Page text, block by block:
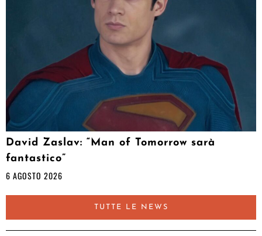
David Zaslav: “Man of Tomorrow sarà
fantastico”
6 AGOSTO 2026
TUTTE LE NEWS